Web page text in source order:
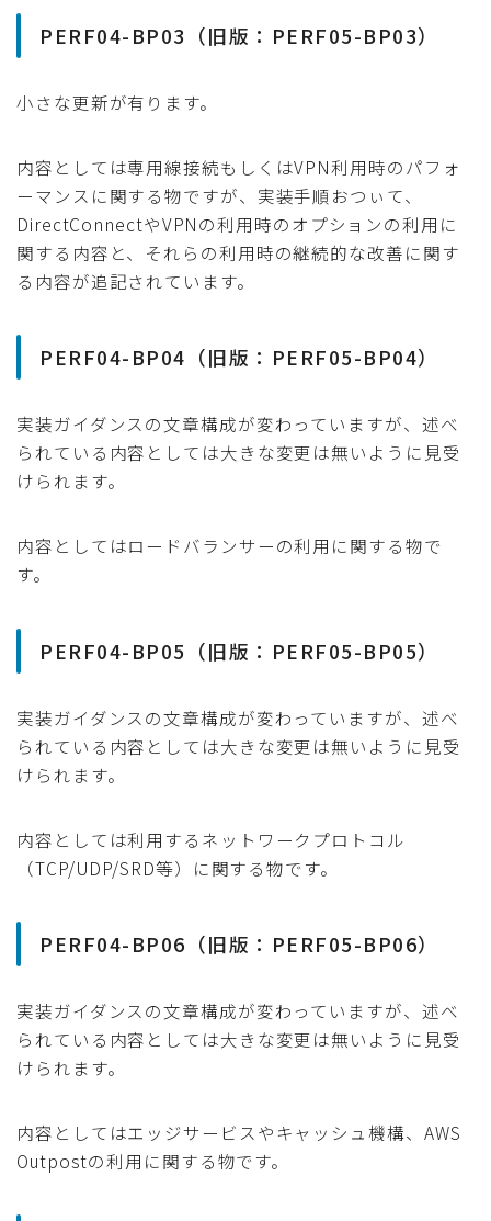
PERF04-BP03（旧版：PERF05-BP03）
小さな更新が有ります。
内容としては専用線接続もしくはVPN利用時のパフォ
ーマンスに関する物ですが、実装手順おつぃて、
DirectConnectやVPNの利用時のオプションの利用に
関する内容と、それらの利用時の継続的な改善に関す
る内容が追記されています。
PERF04-BP04（旧版：PERF05-BP04）
実装ガイダンスの文章構成が変わっていますが、述べ
られている内容としては大きな変更は無いように見受
けられます。
内容としてはロードバランサーの利用に関する物で
す。
PERF04-BP05（旧版：PERF05-BP05）
実装ガイダンスの文章構成が変わっていますが、述べ
られている内容としては大きな変更は無いように見受
けられます。
内容としては利用するネットワークプロトコル
（TCP/UDP/SRD等）に関する物です。
PERF04-BP06（旧版：PERF05-BP06）
実装ガイダンスの文章構成が変わっていますが、述べ
られている内容としては大きな変更は無いように見受
けられます。
内容としてはエッジサービスやキャッシュ機構、AWS
Outpostの利用に関する物です。